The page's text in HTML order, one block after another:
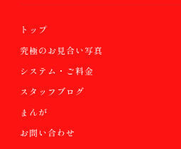
トップ
究極のお見合い写真
システム・ご料金
スタッフブログ
まんが
お問い合わせ